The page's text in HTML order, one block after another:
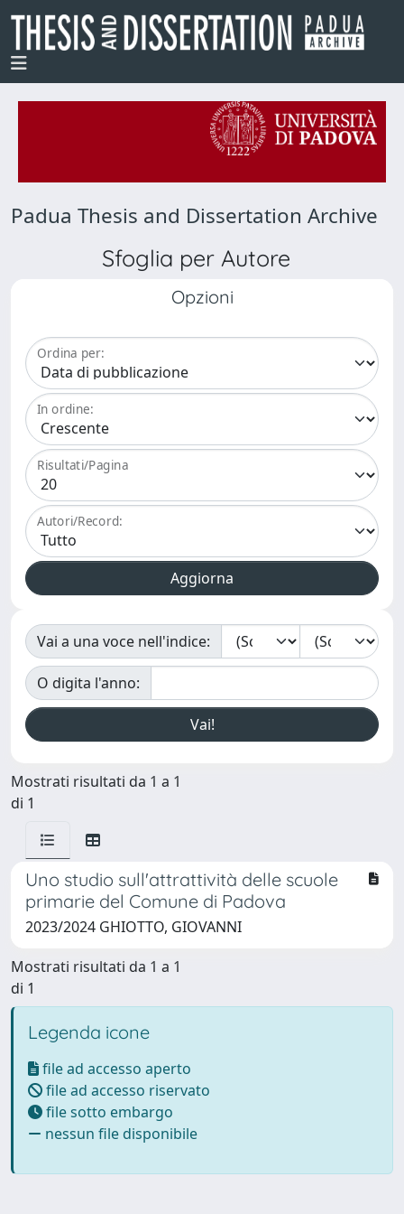
Padua Thesis and Dissertation Archive
Sfoglia per Autore
Opzioni
Ordina per:
In ordine:
Risultati/Pagina
Autori/Record:
Vai a una voce nell'indice:
O digita l'anno:
Mostrati risultati da 1 a 1
di 1
Uno studio sull'attrattività delle scuole
primarie del Comune di Padova
2023/2024 GHIOTTO, GIOVANNI
Mostrati risultati da 1 a 1
di 1
Legenda icone
file ad accesso aperto
file ad accesso riservato
file sotto embargo
nessun file disponibile